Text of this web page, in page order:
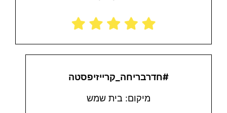
#חדרבריחה_קרייזיפסטה
מיקום: בית שמש